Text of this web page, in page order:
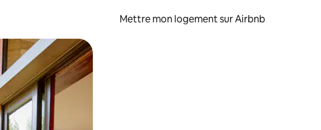
Mettre mon logement sur Airbnb